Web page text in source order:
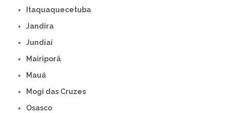
Itaquaquecetuba
Jandira
Jundiaí
Mairiporã
Mauá
Mogi das Cruzes
Osasco